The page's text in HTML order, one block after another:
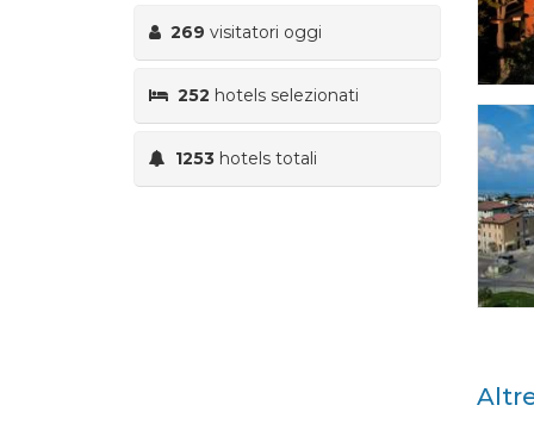
269 visitatori oggi
252 hotels selezionati
1253 hotels totali